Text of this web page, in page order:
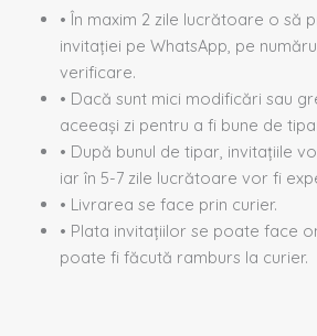
• În maxim 2 zile lucrătoare o să
invitației pe WhatsApp, pe
verificare.
• Dacă sunt mici modificări sau
aceeași zi pentru a fi bune de
• După bunul de tipar, invitațiile
iar în 5-7 zile lucrătoare vor fi
• Livrarea se face prin curier.
• Plata invitațiilor se poate face
poate fi făcută ramburs la curier.